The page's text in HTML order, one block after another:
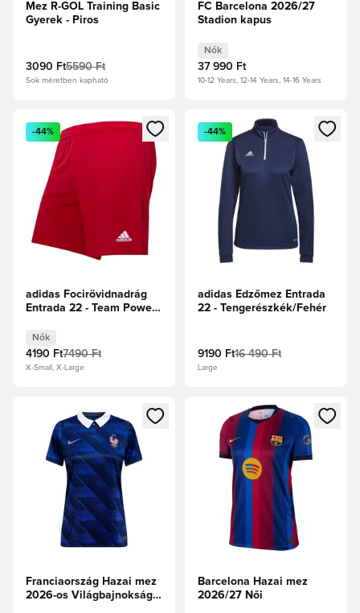
Mez R-GOL Training Basic
Gyerek - Piros
3090 Ft5590 Ft
Sok méretben kapható
FC Barcelona 2026/27
Stadion kapus
Nők
37 990 Ft
10-12 Years, 12-14 Years, 14-16 Years
Megnyit egy modált a bejelentkezéshez vagy a tagként
-44%
adidas Focirövidnadrág
Entrada 22 - Team Power
Nők
4190 Ft7490 Ft
X-Small, X-Large
Megnyit egy modált a
-44%
adidas Edzőmez Entrada
22 - Tengerészkék/Fehér
9190 Ft16 490 Ft
Large
Megnyit egy modált a bejelentkezéshez vagy a tagként
Franciaország Hazai mez
2026-os Világbajnokság
Megnyit egy modált a
Barcelona Hazai mez
2026/27 Női